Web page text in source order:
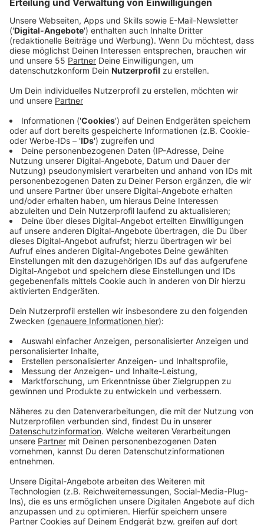
mit Experten über Gründen und Ursachen
gesprochen.
Veröffentlicht:Dienstag, 22.04.2025 14:11
Anzeige
Die Entwicklung wirft die dringende Frage auf, welche
Faktoren zu dieser Eskalation beitragen. Eine tiefere
Analyse bei den verschiedenen Bereichen zeigt, dass
die Ursachen für diese Gewalt vielfältig und komplex
sind. Im Folgenden werden die zentralen Gründe
zusammengefasst, die zu den gestiegenen Fallzahlen
führen
Anzeige
Gesellschaftliche Spannungen und Polarisierung:
Die zunehmende gesellschaftliche Polarisierung
und Konflikte führen zu einer allgemeinen
Aggressivität gegenüber Autoritätspersonen und
öffentlichen Dienstleistern.
Frustration und Stress: Wirtschaftliche
Unsicherheiten und Frustration über bürokratische
Prozesse tragen zu einer erhöhten
Gewaltbereitschaft bei.
Alkoholmissbrauch: Ein signifikanter Anteil der
Tatverdächtigen steht unter Alkoholeinfluss, was
die Hemmschwelle für Gewalt senkt.
Mangelnder Respekt und Anerkennung: Ein
allgemeiner Mangel an Respekt und Anerkennung
für die Arbeit von Einsatzkräften und städtischen
Mitarbeitern führt zu vermehrten Angriffen.
Stressgeladene Situationen: Rettungskräfte und
städtische Mitarbeiter sind oft in emotional
aufgeladenen und unvorhersehbaren Situationen